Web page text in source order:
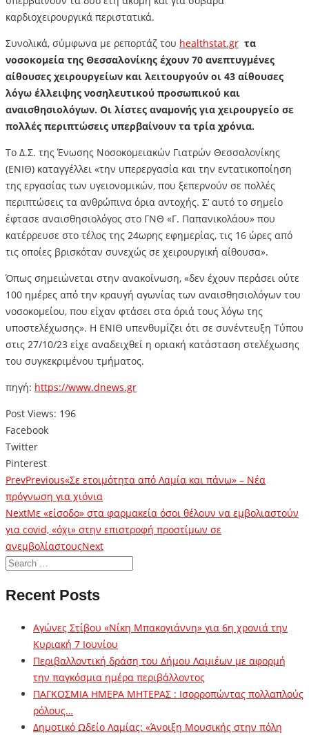
καρδιοχειρουργικά περιστατικά.
Συνολικά, σύμφωνα με ρεπορτάζ του healthstat.gr τα
νοσοκομεία της Θεσσαλονίκης έχουν 70 ανεπτυγμένες
αίθουσες χειρουργείων και λειτουργούν οι 43 αίθουσες
λόγω έλλειψης νοσηλευτικού προσωπικού και
αναισθησιολόγων. Οι λίστες αναμονής για χειρουργείο σε
πολλές περιπτώσεις υπερβαίνουν τα τρία χρόνια.
Το Δ.Σ. της Ένωσης Νοσοκομειακών Γιατρών Θεσσαλονίκης
(ΕΝΙΘ) καταγγέλλει «την υπερεργασία και την εντατικοποίηση
της εργασίας των υγειονομικών, που ξεπερνούν σε πολλές
περιπτώσεις τα ανθρώπινα όρια αντοχής. Σ’ αυτό το σημείο
έφτασε αναισθησιολόγος στο ΓΝΘ «Γ. Παπανικολάου» που
κατέρρευσε στο τέλος της 24ωρης εφημερίας, τις 16 ώρες από
τις οποίες βρισκόταν συνεχώς σε χειρουργική αίθουσα».
Όπως σημειώνεται στην ανακοίνωση, «δεν έχουν περάσει ούτε
100 ημέρες από την κραυγή αγωνίας των αναισθησιολόγων του
νοσοκομείου, που είχαν φτάσει στα όριά τους λόγω της
υποστελέχωσης». Η ΕΝΙΘ υπενθυμίζει ότι σε συνέντευξη Τύπου
στις 27/10/23 είχε αναδειχθεί η οριακή κατάσταση στελέχωσης
του συγκεκριμένου τμήματος.
πηγή: https://www.dnews.gr
Post Views: 196
Facebook
Twitter
Pinterest
PrevPrevious«Σε ετοιμότητα από Λαμία και πάνω» – Νέα
πρόγνωση για χιόνια
NextΜε «είσοδο» στα φαρμακεία όσοι θέλουν να εμβολιαστούν
για covid, «όχι» στην επιστροφή προστίμων σε
ανεμβολίαστουςNext
Recent Posts
Αγώνες Στίβου «Νίκη Μπακογιάννη» για 6η χρονιά την
Κυριακή 7 Ιουνίου
Περιβαλλοντική δράση του Δήμου Λαμιέων με αφορμή
την παγκόσμια ημέρα περιβάλλοντος
ΠΑΓΚΟΣΜΙΑ ΗΜΕΡΑ ΜΗΤΕΡΑΣ : Ισορροπώντας πολλαπλούς
ρόλους…
Δημοτικό Ωδείο Λαμίας: «Άνοιξη Μουσικής στην πόλη